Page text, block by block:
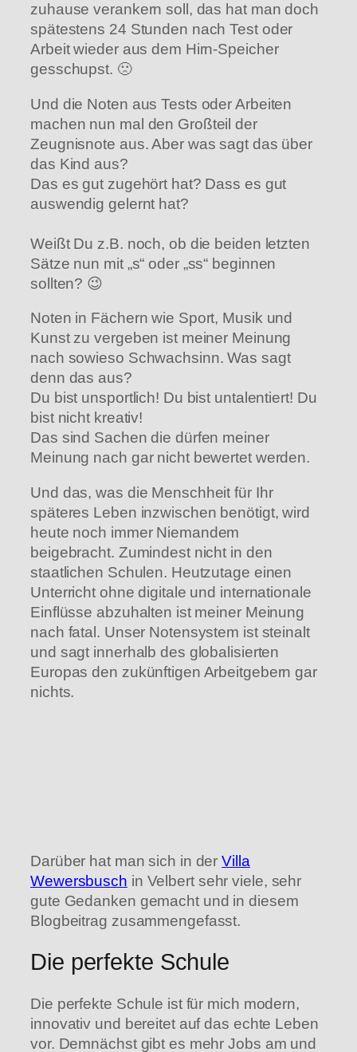
zuhause verankern soll, das hat man doch
spätestens 24 Stunden nach Test oder
Arbeit wieder aus dem Hirn-Speicher
gesschupst. 🙁
Und die Noten aus Tests oder Arbeiten
machen nun mal den Großteil der
Zeugnisnote aus. Aber was sagt das über
das Kind aus?
Das es gut zugehört hat? Dass es gut
auswendig gelernt hat?
Weißt Du z.B. noch, ob die beiden letzten
Sätze nun mit „s“ oder „ss“ beginnen
sollten? 😉
Noten in Fächern wie Sport, Musik und
Kunst zu vergeben ist meiner Meinung
nach sowieso Schwachsinn. Was sagt
denn das aus?
Du bist unsportlich! Du bist untalentiert! Du
bist nicht kreativ!
Das sind Sachen die dürfen meiner
Meinung nach gar nicht bewertet werden.
Und das, was die Menschheit für Ihr
späteres Leben inzwischen benötigt, wird
heute noch immer Niemandem
beigebracht. Zumindest nicht in den
staatlichen Schulen. Heutzutage einen
Unterricht ohne digitale und internationale
Einflüsse abzuhalten ist meiner Meinung
nach fatal. Unser Notensystem ist steinalt
und sagt innerhalb des globalisierten
Europas den zukünftigen Arbeitgebern gar
nichts.
Darüber hat man sich in derVilla
Wewersbusch in Velbert sehr viele, sehr
gute Gedanken gemacht und in diesem
Blogbeitrag zusammengefasst.
Die perfekte Schule
Die perfekte Schule ist für mich modern,
innovativ und bereitet auf das echte Leben
vor. Demnächst gibt es mehr Jobs am und